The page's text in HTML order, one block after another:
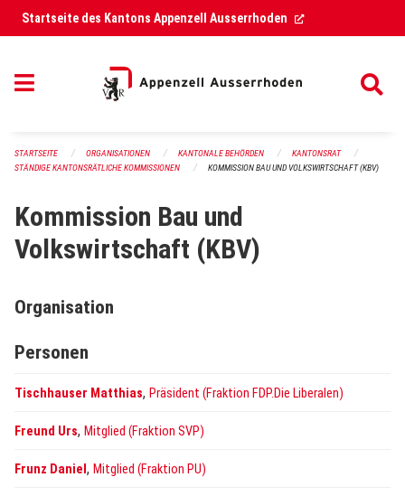
Navigation überspringen
Startseite des Kantons Appenzell Ausserrhoden (External Link)
STARTSEITE ORGANISATIONEN KANTONALE BEHÖRDEN
KANTONSRAT
STÄNDIGE KANTONSRÄTLICHE KOMMISSIONEN
KOMMISSION BAU UND VOLKSWIRTSCHAFT (KBV)
Kommission Bau und
Volkswirtschaft (KBV)
Organisation
Personen
Tischhauser Matthias, Präsident (Fraktion FDP.Die Liberalen)
Freund Urs, Mitglied (Fraktion SVP)
Frunz Daniel , Mitglied (Fraktion PU)